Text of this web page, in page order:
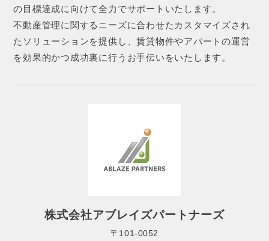
の目標達成に向けて全力でサポートいたします。
不動産管理に関するニーズに合わせたカスタマイズされ
たソリューションを提供し、賃貸物件やアパートの運営
を効果的かつ成功裏に行うお手伝いをいたします。
株式会社アブレイズパートナーズ
〒101-0052